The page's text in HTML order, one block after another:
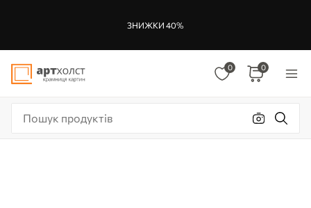
ЗНИЖКИ 40%
0 0